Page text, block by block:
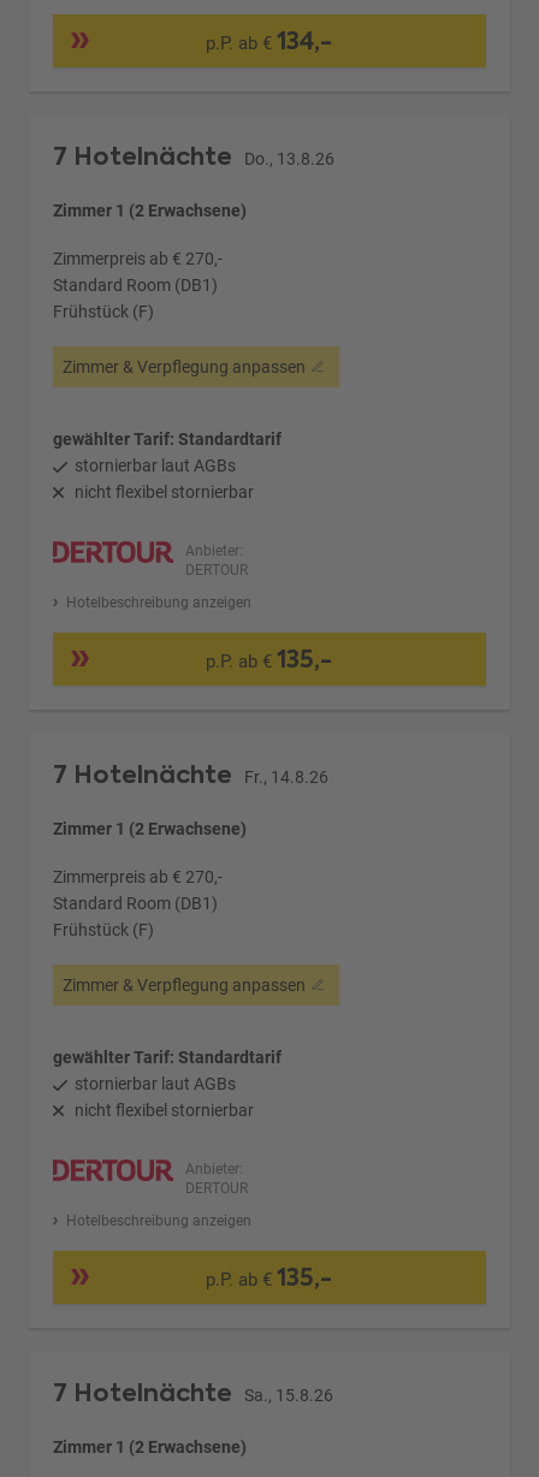
p.P. ab €134,-
7 Hotelnächte Do., 13.8.26
Zimmer 1 (2 Erwachsene)
Zimmerpreis ab € 270,-
Standard Room (DB1)
Frühstück (F)
Zimmer & Verpflegung anpassen
gewählter Tarif: Standardtarif
stornierbar laut AGBs
nicht flexibel stornierbar
Anbieter:
DERTOUR
Hotelbeschreibung anzeigen
p.P. ab €135,-
7 Hotelnächte Fr., 14.8.26
Zimmer 1 (2 Erwachsene)
Zimmerpreis ab € 270,-
Standard Room (DB1)
Frühstück (F)
Zimmer & Verpflegung anpassen
gewählter Tarif: Standardtarif
stornierbar laut AGBs
nicht flexibel stornierbar
Anbieter:
DERTOUR
Hotelbeschreibung anzeigen
p.P. ab €135,-
7 Hotelnächte Sa., 15.8.26
Zimmer 1 (2 Erwachsene)